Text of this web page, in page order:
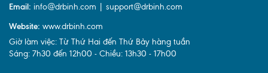
Email: info@drbinh.com | support@drbinh.com
Website: www.drbinh.com
Giờ làm việc: Từ Thứ Hai đến Thứ Bảy hàng tuần
Sáng: 7h30 đến 12h00 - Chiều: 13h30 - 17h00